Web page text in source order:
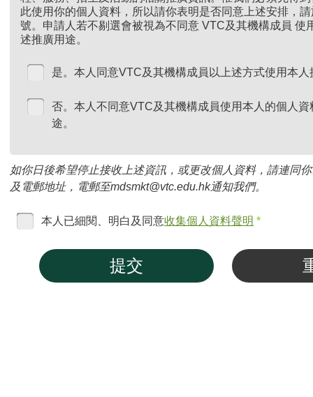
此使用你的個人資料，所以請你表明是否同意上述安排，
號。申請人若不剔選會被視為不同意 VTC及其機構成員 使
述推廣用途。
是。本人同意VTC及其機構成員以上述方式使用本
否。本人不同意VTC及其機構成員使用本人的個人
途。
如你日後希望停止接收上述資訊，或更改個人資料，請連同
及電郵地址，電郵至mdsmkt@vtc.edu.hk通知我們。
本人已細閱、明白及同意收集個人資料聲明 *
提交